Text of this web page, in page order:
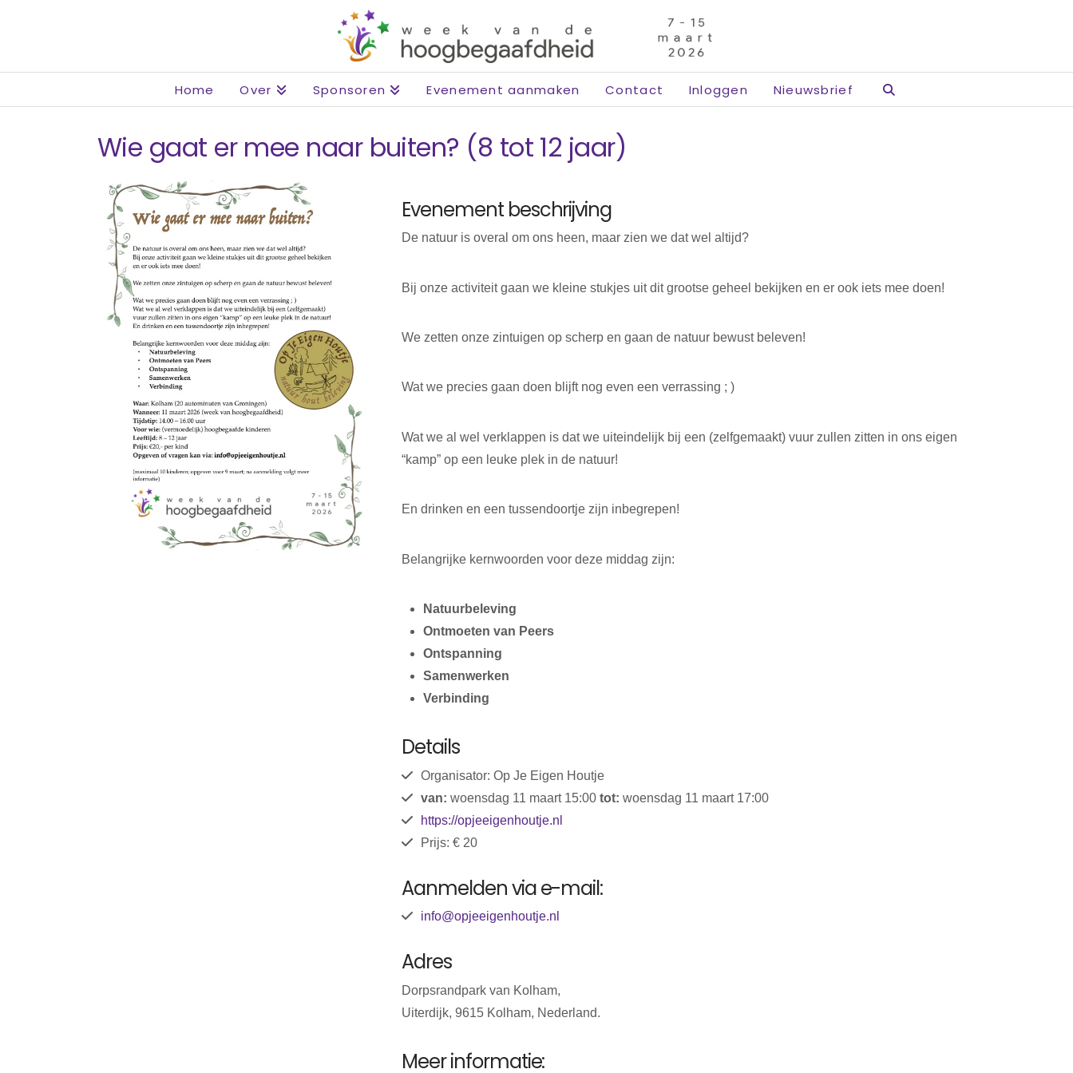
Home Over Sponsoren Evenement aanmaken Contact Inloggen Nieuwsbrief
Wie gaat er mee naar buiten? (8 tot 12 jaar)
Evenement beschrijving
De natuur is overal om ons heen, maar zien we dat wel altijd?
Bij onze activiteit gaan we kleine stukjes uit dit grootse geheel bekijken en er ook iets mee doen!
We zetten onze zintuigen op scherp en gaan de natuur bewust beleven!
Wat we precies gaan doen blijft nog even een verrassing ; )
Wat we al wel verklappen is dat we uiteindelijk bij een (zelfgemaakt) vuur zullen zitten in ons eigen
“kamp” op een leuke plek in de natuur!
En drinken en een tussendoortje zijn inbegrepen!
Belangrijke kernwoorden voor deze middag zijn:
Natuurbeleving
Ontmoeten van Peers
Ontspanning
Samenwerken
Verbinding
Details
Organisator: Op Je Eigen Houtje
van: woensdag 11 maart 15:00tot: woensdag 11 maart 17:00
https://opjeeigenhoutje.nl
Prijs: € 20
Aanmelden via e-mail:
info@opjeeigenhoutje.nl
Adres
Dorpsrandpark van Kolham,
Uiterdijk, 9615 Kolham, Nederland.
Meer informatie: